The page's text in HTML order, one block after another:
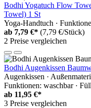
Bodhi Yogatuch Flow
Towel) 1 St
Yoga-Handtuch ·
ab 7,79 €* (7,79 €/Stück)
2 Preise vergleichen
Bodhi Augenkissen
Augenkissen ·
Funktionen: waschbar ·
ab 11,95 €*
3 Preise vergleichen